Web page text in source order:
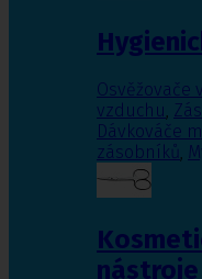
Osvěžovače
vzduchu,
Dávkováče
zásobníků,
nástroje